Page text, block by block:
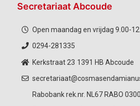
Secretariaat Abcoude
Open maandag en vrijdag 9.00-
0294-281335
Kerkstraat 23 1391 HB Abcoude
Rabobank rek.nr. NL67 RABO